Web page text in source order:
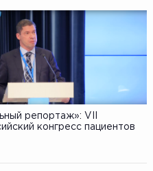
репортаж»: VII
конгресс пациентов